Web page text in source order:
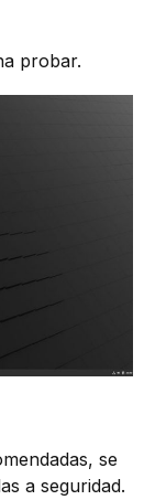
probar.
se
a seguridad.